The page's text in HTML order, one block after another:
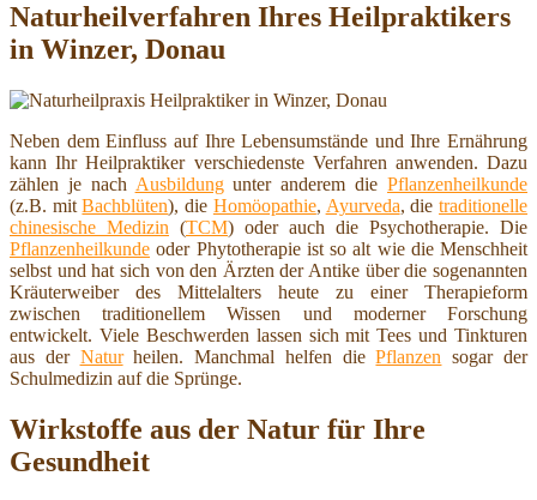
Naturheilverfahren Ihres Heilpraktikers
in Winzer, Donau
Neben dem Einfluss auf Ihre Lebensumstände und Ihre Ernährung
kann Ihr Heilpraktiker verschiedenste Verfahren anwenden. Dazu
zählen je nach Ausbildungunter anderem diePflanzenheilkunde
(z.B. mitBachblüten), die Homöopathie, Ayurveda, dietraditionelle
chinesische Medizin (TCM) oder auch die Psychotherapie. Die
Pflanzenheilkunde oder Phytotherapie ist so alt wie die Menschheit
selbst und hat sich von den Ärzten der Antike über die sogenannten
Kräuterweiber des Mittelalters heute zu einer Therapieform
zwischen traditionellem Wissen und moderner Forschung
entwickelt. Viele Beschwerden lassen sich mit Tees und Tinkturen
aus der Naturheilen. Manchmal helfen diePflanzen sogar der
Schulmedizin auf die Sprünge.
Wirkstoffe aus der Natur für Ihre
Gesundheit